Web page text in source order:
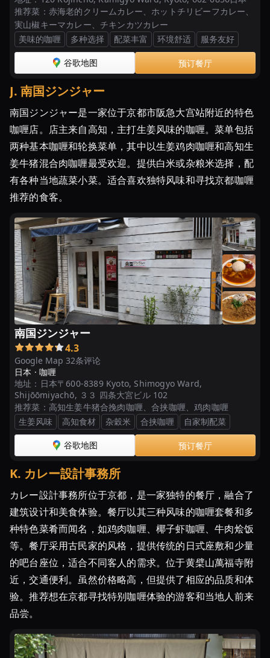
推荐菜： 赤海老的クリームカレー、ホットチリビーフカレー、
実山椒キーマカレー、チキンカツカレー
美味的咖喱
多种选择 配菜丰富 环境舒适 服务友好
谷歌地图 预订餐厅
J. 南国ジンジャー
南国ジンジャー是一家位于京都市阪急大宫站附近的特色
咖喱店。店主来自高知，主打生姜风味的咖喱。菜单包括
两种基本咖喱和轮换菜单，其中以生姜鸡肉咖喱和高知生
姜牛猪混合肉咖喱最受欢迎。提供白米或杂粮米选择，配
有各种当地蔬菜小菜。适合喜欢独特风味和寻找京都咖喱
推荐的食客。
南国ジンジャー
Google Map 32条评论
4.3
日本 · 咖喱
地址： 日本〒600-8389 Kyoto, Shimogyo Ward,
Shijōōmiyachō, ３３ 四条大宮ビル 102
推荐菜： 高知生姜牛猪合挽肉咖喱、合挟咖喱、鸡肉咖喱
生姜风味
高知食材 杂穀米 合挟咖喱 自家制配菜
谷歌地图 预订餐厅
K. カレー設計事務所
カレー設計事務所位于京都，是一家独特的餐厅，融合了
建筑设计和美食体验。餐厅以其三种风味的咖喱套餐和多
种特色菜肴而闻名，如鸡肉咖喱、椰子虾咖喱、牛肉烩饭
等。餐厅采用古民家的风格，提供传统的日式座敷和少量
的吧台座位，适合不同客人的需求。位于黄檗山萬福寺附
近，交通便利。虽然价格略高，但提供了相应的品质和体
验。推荐想在京都寻找特别咖喱体验的游客和当地人前来
品尝。